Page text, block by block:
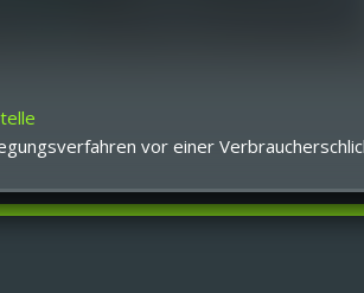
vor einer